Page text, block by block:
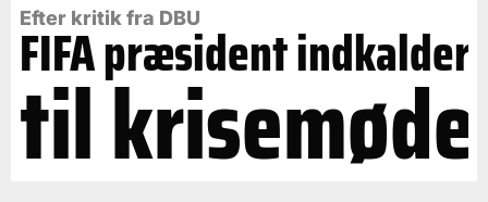
Efter kritik fra DBU
FIFA præsident indkalder
til krisemøde